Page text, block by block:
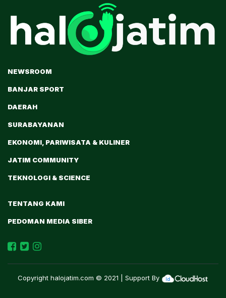
NEWSROOM
BANJAR SPORT
DAERAH
SURABAYANAN
EKONOMI, PARIWISATA & KULINER
JATIM COMMUNITY
TEKNOLOGI & SCIENCE
TENTANG KAMI
PEDOMAN MEDIA SIBER
Copyright halojatim.com © 2021 | Support By